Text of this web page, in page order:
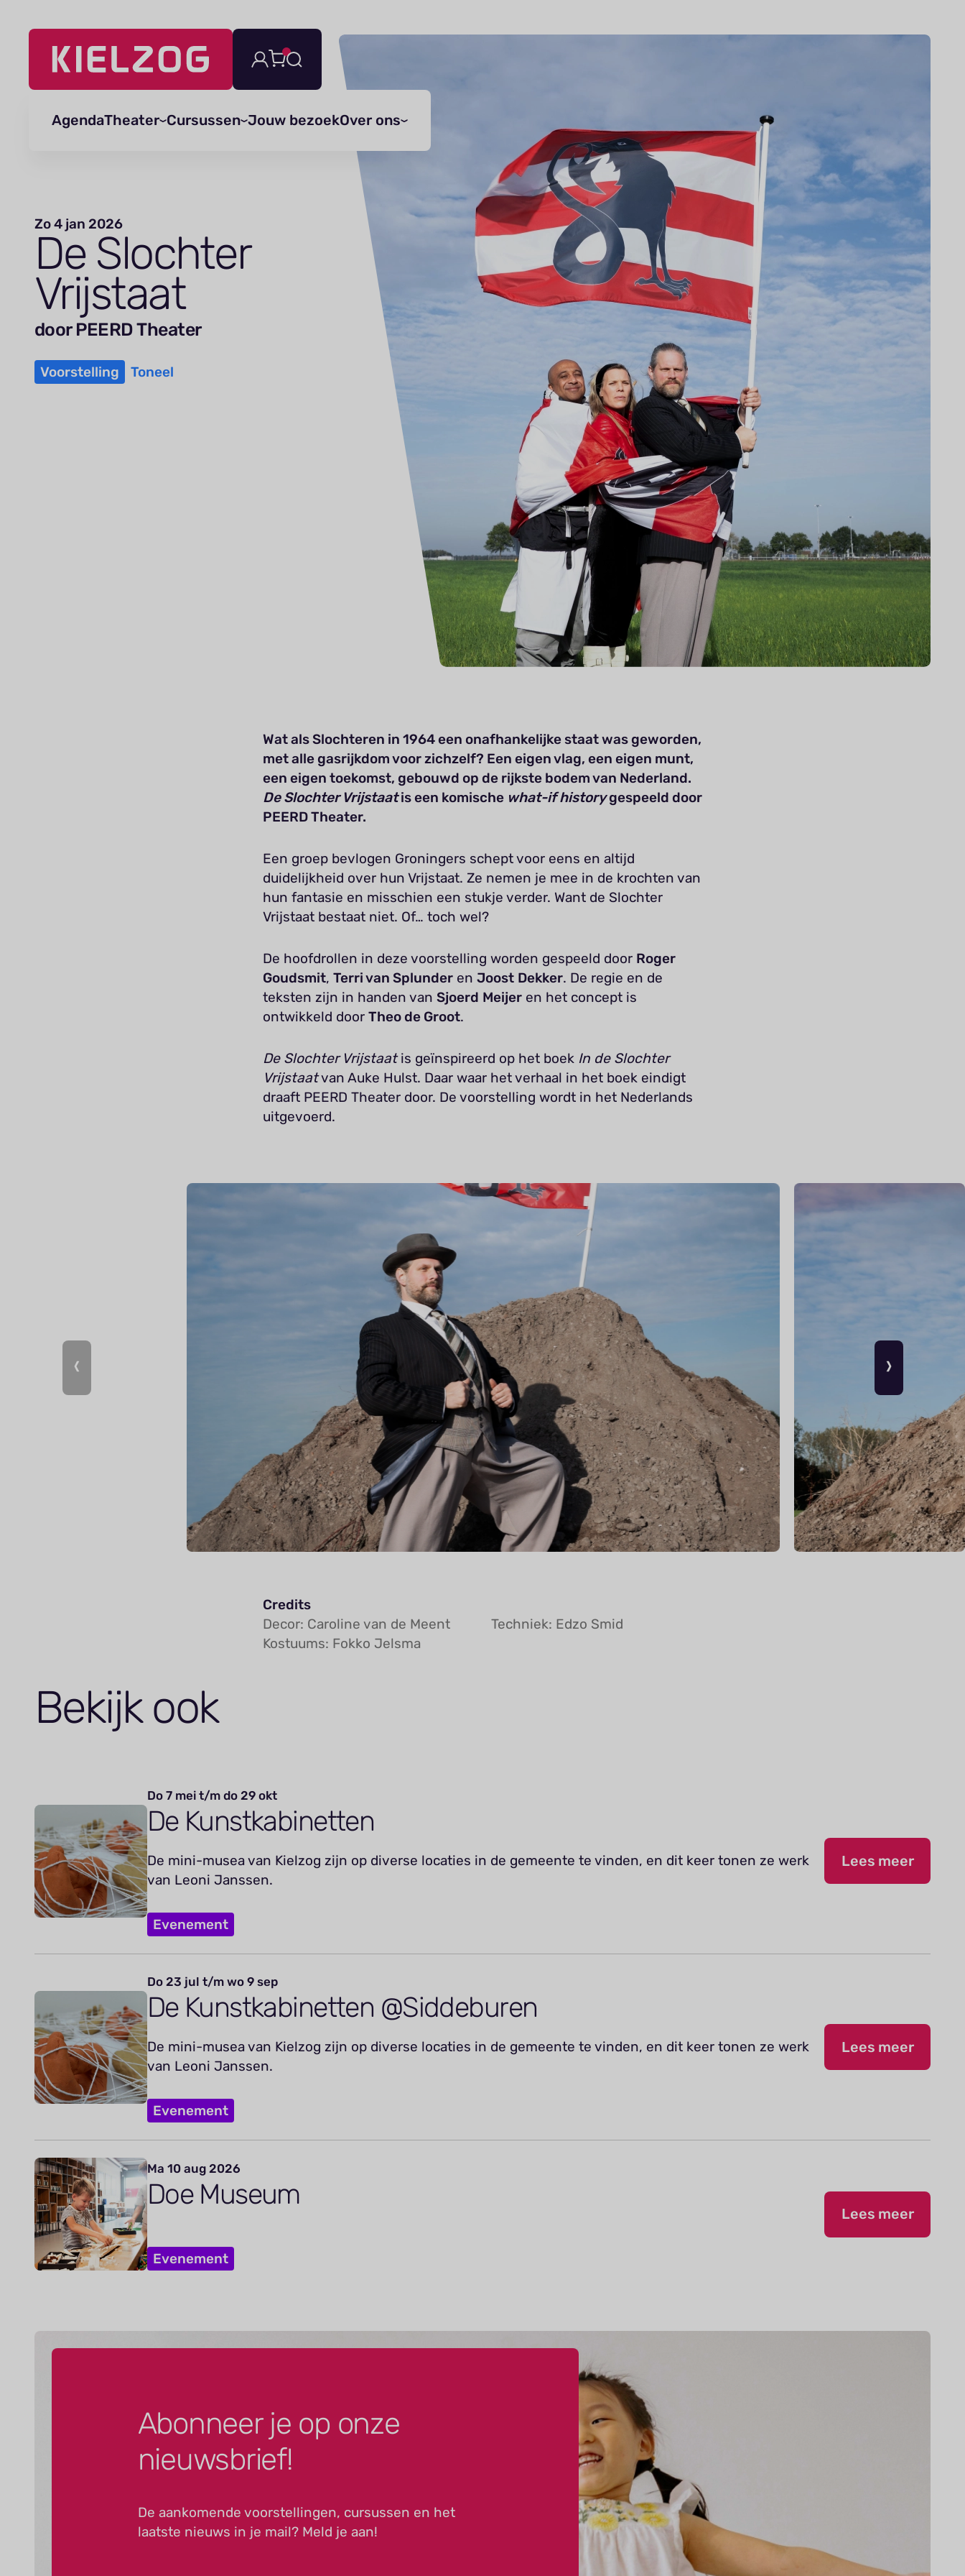
Navigatie
AgendaTheater Cursussen Jouw bezoekOver ons
Zo 4 jan 2026
De Slochter
Vrijstaat
door PEERD Theater
Voorstelling Toneel
Wat als Slochteren in 1964 een onafhankelijke staat was geworden,
met alle gasrijkdom voor zichzelf? Een eigen vlag, een eigen munt,
een eigen toekomst, gebouwd op de rijkste bodem van Nederland.
De Slochter Vrijstaatis een komische what-if historygespeeld door
PEERD Theater.
Een groep bevlogen Groningers schept voor eens en altijd
duidelijkheid over hun Vrijstaat. Ze nemen je mee in de krochten van
hun fantasie en misschien een stukje verder. Want de Slochter
Vrijstaat bestaat niet. Of… toch wel?
De hoofdrollen in deze voorstelling worden gespeeld door Roger
Goudsmit, Terri van Splunderen Joost Dekker. De regie en de
teksten zijn in handen van Sjoerd Meijeren het concept is
ontwikkeld door Theo de Groot.
De Slochter Vrijstaatis geïnspireerd op het boek In de Slochter
Vrijstaatvan Auke Hulst. Daar waar het verhaal in het boek eindigt
draaft PEERD Theater door. De voorstelling wordt in het Nederlands
uitgevoerd.
Credits
Decor: Caroline van de Meent
Kostuums: Fokko Jelsma
Techniek: Edzo Smid
Bekijk ook
Do 7 mei t/m do 29 okt
De Kunstkabinetten
De mini-musea van Kielzog zijn op diverse locaties in de gemeente te vinden, en dit keer tonen ze werk
van Leoni Janssen.
Evenement
Lees meer
Do 23 jul t/m wo 9 sep
De Kunstkabinetten @Siddeburen
De mini-musea van Kielzog zijn op diverse locaties in de gemeente te vinden, en dit keer tonen ze werk
van Leoni Janssen.
Evenement
Lees meer
Ma 10 aug 2026
Doe Museum
Evenement
Lees meer
Abonneer je op onze
nieuwsbrief!
De aankomende voorstellingen, cursussen en het
laatste nieuws in je mail? Meld je aan!